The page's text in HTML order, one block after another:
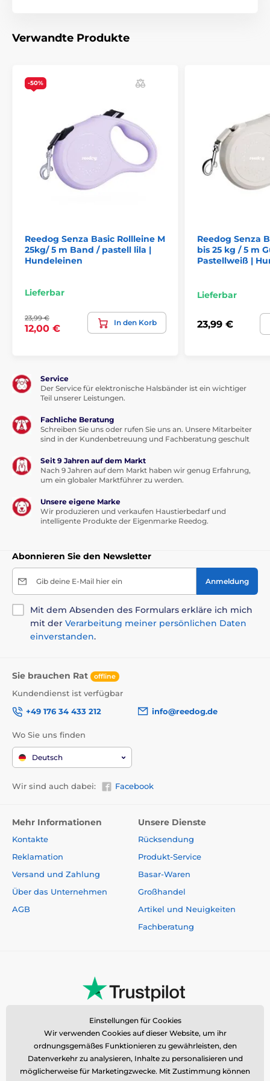
Die selbstaufrollende Leine von Reedog
Schritt!
schnelle Reaktion und eine zuverlässige Kontrolle
über den Ausgang der Situation auf dem Spaziergang
und anderswo entscheiden. Deshalb hat sich die
das Bremssystem und die Bandaufwicklung
ausgedacht:
Ein Tastendruck: sofortige Bremskontrolle
mit den Fingerspitzen!
Passanten oder einem vorbeifahrenden Auto
überrascht werden,mit der Reedog Senza-Leine
können Sie das Band per Knopfdruck präzise
zu sich ziehen oder anhalten können. Die Länge des
Kabels passt sich vollständig Ihren Schritten an, so
spezielle Leine Band, das auch nicht in jedem Winkel
der Bewegung verheddern. Dank des ergonomischen
Griffs liegt die Bremse Ihrer Leine buchstäblich unter
Ihrem Daumen. Die Fähigkeit, schnell zu reagieren, ist
genau das, was Sie für unerwartete Situationen beim
Spaziergang mit Ihrem Hund brauchen!
Multipositionsfunktion des Bandes, die verhindert,
dass sich das Band verdreht und verklemmt
selbst eine plötzliche Bewegung kann das Band nicht
außer Kontrolle bringen. Gehen Sie ohne Sorge und
genießen Sie das einzigartige Gefühl der Freiheit. Die
Leine mit Multi-Positions-Band stört nicht beim
Gehen und passt sich Ihren Bewegungen auf
natürliche Weise an. Nicht nur Sie werden sich wohl
Verwandte Produkte
-50%
Reedog Senza Basic Rollleine M
25kg/ 5 m Band / pastell lila |
Hundeleinen
Lieferbar
23,99 €
12,00 €
In den Korb
Reedog Senza
bis 25 kg / 5 m
Pastellweiß |
Lieferbar
23,99 €
Service
Der Service für elektronische Halsbänder ist ein wichtiger
Teil unserer Leistungen.
Fachliche Beratung
Schreiben Sie uns oder rufen Sie uns an. Unsere Mitarbeiter
sind in der Kundenbetreuung und Fachberatung geschult
Seit 9 Jahren auf dem Markt
Nach 9 Jahren auf dem Markt haben wir genug Erfahrung,
um ein globaler Marktführer zu werden.
Unsere eigene Marke
Wir produzieren und verkaufen Haustierbedarf und
intelligente Produkte der Eigenmarke Reedog.
Abonnieren Sie den Newsletter
Gib deine E-Mail hier ein Anmeldung
Mit dem Absenden des Formulars erkläre ich mich
mit der Verarbeitung meiner persönlichen Daten
einverstanden.
Sie brauchen Rat offline
Kundendienst ist verfügbar
+49 176 34 433 212
info@reedog.de
Wo Sie uns finden
Deutsch
Wir sind auch dabei: Facebook
Mehr Informationen
Kontakte
Reklamation
Versand und Zahlung
Über das Unternehmen
AGB
Unsere Dienste
Rücksendung
Produkt-Service
Basar-Waren
Großhandel
Artikel und Neuigkeiten
Fachberatung
Einstellungen für Cookies
Wir verwenden Cookies auf dieser Website, um ihr
ordnungsgemäßes Funktionieren zu gewährleisten, den
Datenverkehr zu analysieren, Inhalte zu personalisieren und
möglicherweise für Marketingzwecke. Mit Zustimmung können